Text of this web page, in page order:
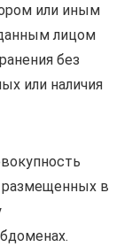
или иным
лицом
без
или наличия
в